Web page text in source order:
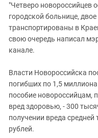
"Четверо новороссийцев
городской больнице,
транспортированы в
свою очередь написал
канале.
Власти Новороссийска
погибших по 1,5
пособие новороссийцам,
вред здоровью, - 300
получении вреда средней
рублей.